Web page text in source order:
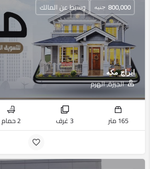
ابراج مكه
الجيزة, الهرم
800,000 جنيه وسيط عن المالك
165 متر 3 غرف 2 حمام